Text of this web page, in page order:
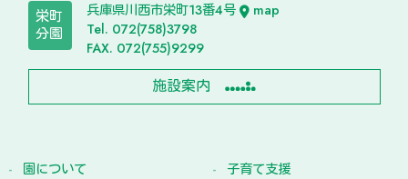
栄町
分園
兵庫県川西市栄町13番4号
map
Tel. 072(758)3798
FAX. 072(755)9299
施設案内
園について 子育て支援